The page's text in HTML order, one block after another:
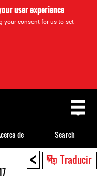
user experience
your consent for us to set
< Traducir
de Search